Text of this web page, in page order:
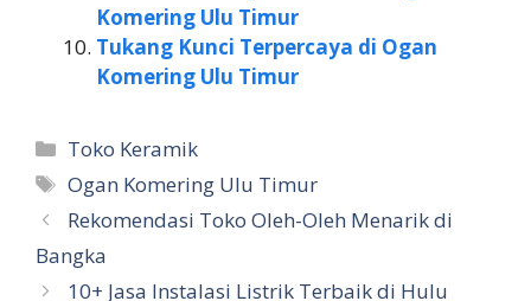
Komering Ulu Timur
Tukang Kunci Terpercaya di Ogan
Komering Ulu Timur
Kategori
Toko Keramik
Tag
Ogan Komering Ulu Timur
Rekomendasi Toko Oleh-Oleh Menarik di
Bangka
10+ Jasa Instalasi Listrik Terbaik di Hulu